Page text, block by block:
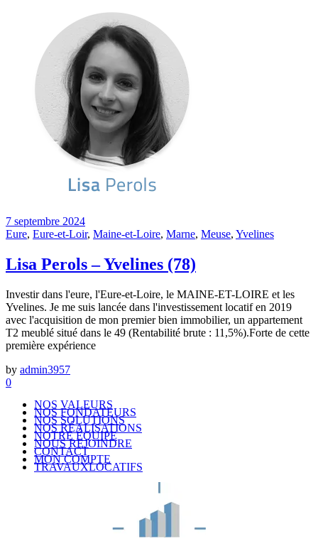
7 septembre 2024
Eure, Eure-et-Loir, Maine-et-Loire, Marne, Meuse, Yvelines
Lisa Perols – Yvelines (78)
Investir dans l'eure, l'Eure-et-Loire, le MAINE-ET-LOIRE et les
Yvelines. Je me suis lancée dans l'investissement locatif en 2019
avec l'acquisition de mon premier bien immobilier, un appartement
T2 meublé situé dans le 49 (Rentabilité brute : 11,5%).Forte de cette
première expérience
by admin3957
0
NOS VALEURS
NOS FONDATEURS
NOS SOLUTIONS
NOS RÉALISATIONS
NOTRE ÉQUIPE
NOUS REJOINDRE
CONTACT
MON COMPTE
TRAVAUXLOCATIFS